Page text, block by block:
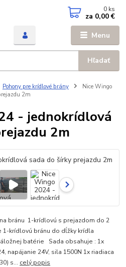
Menu
Hľadať
0 ks
za 0,00 €
Pohony pre krídlové brány
Nice Wingo
2m
- jednokrídlová
2m
bránu 1-krídlovú s prejazdom do 2
krídlovú bránu do dĺžky krídla
batérie Sada obsahuje : 1x
napájanie 24V, sila 1500N 1x riadiaca
s... celý popis